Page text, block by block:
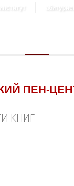
институт
ПЕН-
КНИГ